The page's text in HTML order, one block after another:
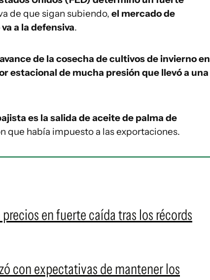
de que sigan subiendo, el mercado de
a la defensiva.
de la cosecha de cultivos de invierno en
estacional de mucha presión que llevó a una
es la salida de aceite de palma de
que había impuesto a las exportaciones.
en fuerte caída tras los récords
con expectativas de mantener los